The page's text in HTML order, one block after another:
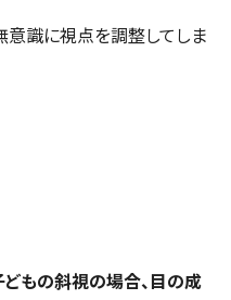
意識に視点を調整してしま
どもの斜視の場合、目の成